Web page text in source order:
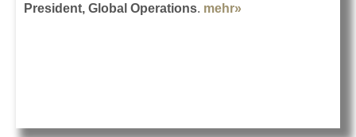
President, Global Operations. mehr»